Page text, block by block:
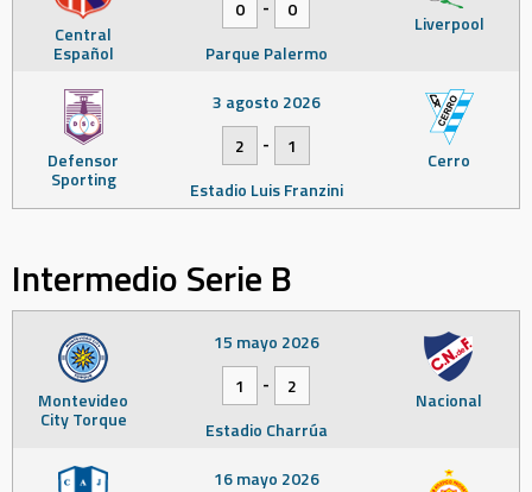
Central
Español
Liverpool
0
0
Parque Palermo
Defensor
Sporting
Cerro
3 agosto 2026
2
-
1
Estadio Luis Franzini
Intermedio Serie B
Montevideo
City Torque
Nacional
15 mayo 2026
1
-
2
Estadio Charrúa
16 mayo 2026